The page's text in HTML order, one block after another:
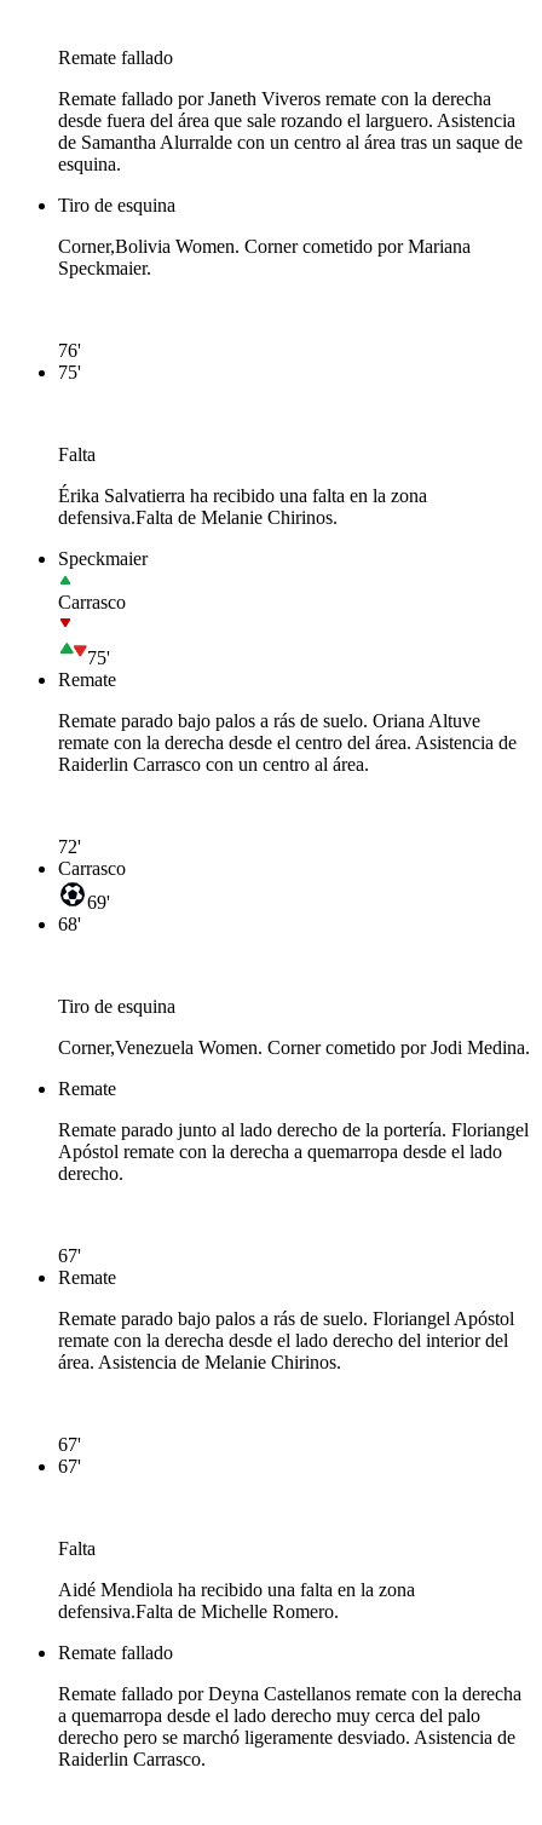
Remate fallado
Remate fallado por Janeth Viveros remate con la derecha
desde fuera del área que sale rozando el larguero. Asistencia
de Samantha Alurralde con un centro al área tras un saque de
esquina.
Tiro de esquina
Corner,Bolivia Women. Corner cometido por Mariana
Speckmaier.
76'
75'
Falta
Érika Salvatierra ha recibido una falta en la zona
defensiva.Falta de Melanie Chirinos.
Speckmaier
Carrasco
75'
Remate
Remate parado bajo palos a rás de suelo. Oriana Altuve
remate con la derecha desde el centro del área. Asistencia de
Raiderlin Carrasco con un centro al área.
72'
Carrasco
69'
68'
Tiro de esquina
Corner,Venezuela Women. Corner cometido por Jodi Medina.
Remate
Remate parado junto al lado derecho de la portería. Floriangel
Apóstol remate con la derecha a quemarropa desde el lado
derecho.
67'
Remate
Remate parado bajo palos a rás de suelo. Floriangel Apóstol
remate con la derecha desde el lado derecho del interior del
área. Asistencia de Melanie Chirinos.
67'
67'
Falta
Aidé Mendiola ha recibido una falta en la zona
defensiva.Falta de Michelle Romero.
Remate fallado
Remate fallado por Deyna Castellanos remate con la derecha
a quemarropa desde el lado derecho muy cerca del palo
derecho pero se marchó ligeramente desviado. Asistencia de
Raiderlin Carrasco.